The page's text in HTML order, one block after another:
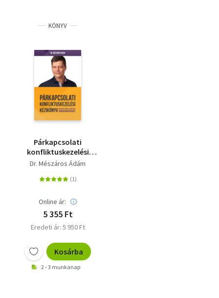
KÖNYV
Párkapcsolati
konfliktuskezelési
kézikönyv - Útmutató
mindennapokhoz
Dr. Mészáros Ádám
Online ár:
5 355 Ft
Eredeti ár: 5 950 Ft
Kosárba
2 - 3 munkanap